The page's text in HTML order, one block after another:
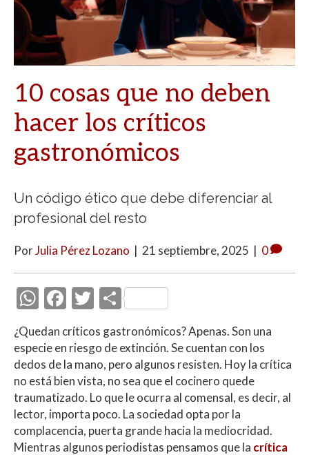
10 cosas que no deben
hacer los críticos
gastronómicos
Un código ético que debe diferenciar al
profesional del resto
PorJulia Pérez Lozano | 21 septiembre, 2025 | 0
W
h
at
s
A
p
p
F
ac
e
b
o
o
k
T
itt
er
C
o
m
p
ar
ti
r
¿Quedan críticos gastronómicos? Apenas. Son una
especie en riesgo de extinción. Se cuentan con los
dedos de la mano, pero algunos resisten. Hoy la crítica
no está bien vista, no sea que el cocinero quede
traumatizado. Lo que le ocurra al comensal, es decir, al
lector, importa poco. La sociedad opta por la
complacencia, puerta grande hacia la mediocridad.
Mientras algunos periodistas pensamos que la crítica